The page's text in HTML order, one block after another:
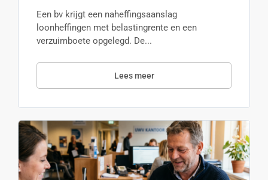
Een bv krijgt een naheffingsaanslag
loonheffingen met belastingrente en een
verzuimboete opgelegd. De...
Lees meer